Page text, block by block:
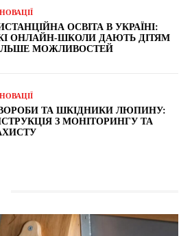
ОСВІТА В УКРАЇНІ:
ОНЛАЙН-ШКОЛИ ДАЮТЬ ДІТЯМ
МОЖЛИВОСТЕЙ
ТА ШКІДНИКИ ЛЮПИНУ:
З МОНІТОРИНГУ ТА